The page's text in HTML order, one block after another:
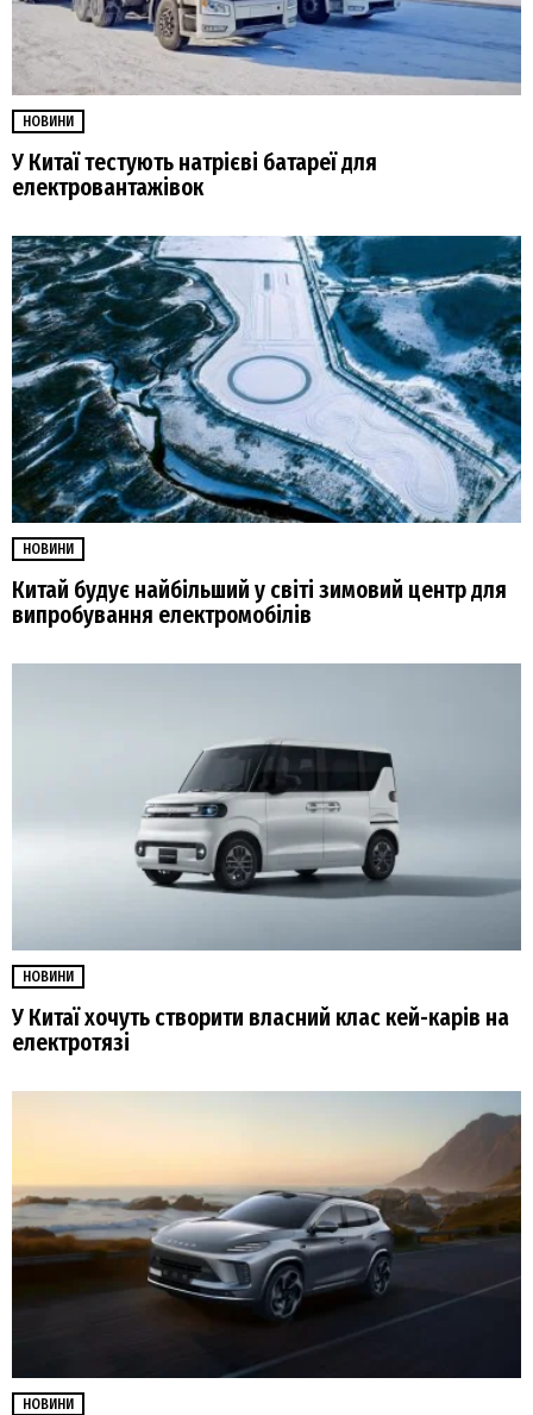
НОВИНИ
У Китаї тестують натрієві батареї для
електровантажівок
НОВИНИ
Китай будує найбільший у світі зимовий центр для
випробування електромобілів
НОВИНИ
У Китаї хочуть створити власний клас кей-карів на
електротязі
НОВИНИ